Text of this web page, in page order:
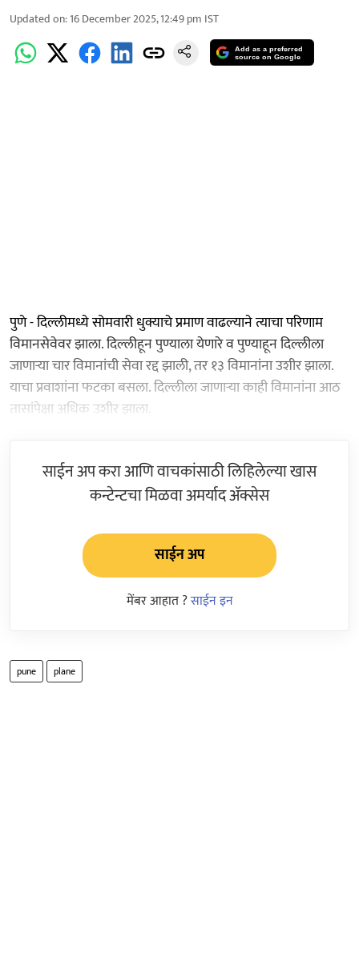
Updated on:16 December 2025, 12:49 pm IST
Add as a preferred
source on Google
पुणे - दिल्लीमध्ये सोमवारी धुक्याचे प्रमाण वाढल्याने त्याचा परिणाम
विमानसेवेवर झाला. दिल्लीहून पुण्याला येणारे व पुण्याहून दिल्लीला
जाणाऱ्या चार विमानांची सेवा रद्द झाली, तर १३ विमानांना उशीर झाला.
याचा प्रवाशांना फटका बसला. दिल्लीला जाणाऱ्या काही विमानांना आठ
तासांपेक्षा अधिक उशीर झाला.
साईन अप करा आणि वाचकांसाठी लिहिलेल्या खास
कन्टेन्टचा मिळवा अमर्याद ॲक्सेस
साईन अप
मेंबर आहात ?साईन इन
pune plane